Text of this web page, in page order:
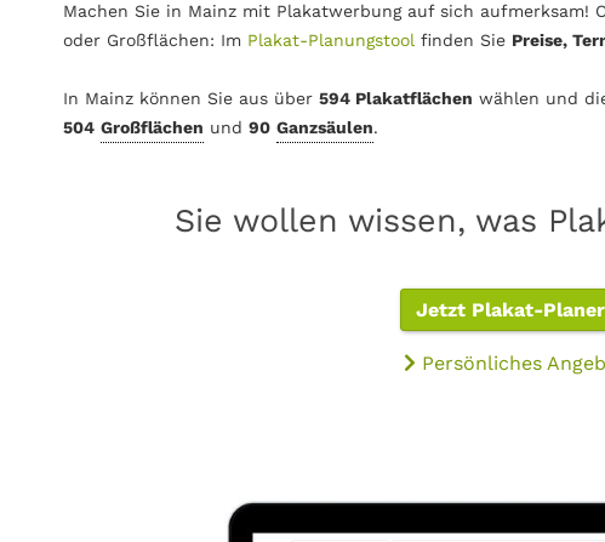
Machen Sie in Mainz mit Plakatwerbung auf sich aufmerksam!
oder Großflächen: Im Plakat-Planungstool finden Sie Preise,
In Mainz können Sie aus über 594 Plakatflächen wählen und
504 Großflächen und 90 Ganzsäulen.
Sie wollen wissen, was
Jetzt Plakat-
Persönliches